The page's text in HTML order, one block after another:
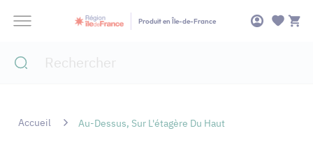
Produit en Île-de-France
Accueil Au-Dessus, Sur L'étagère Du Haut